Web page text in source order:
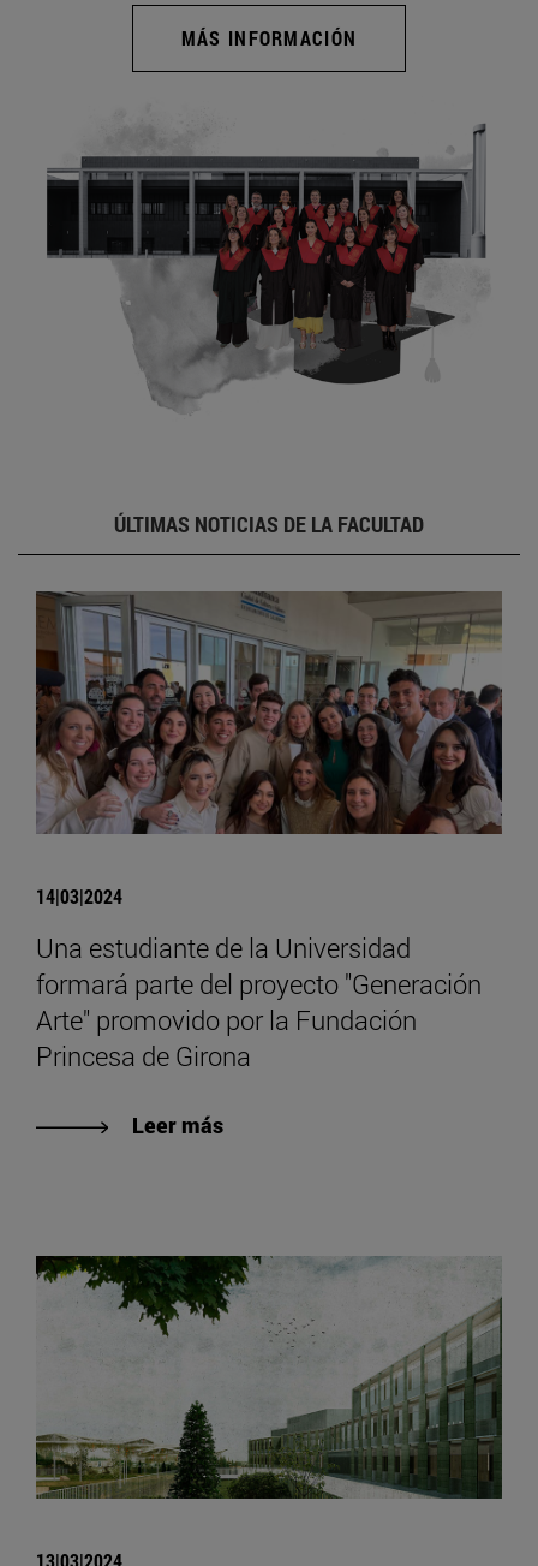
MÁS INFORMACIÓN
ÚLTIMAS NOTICIAS DE LA FACULTAD
14|03|2024
Una estudiante de la Universidad
formará parte del proyecto "Generación
Arte" promovido por la Fundación
Princesa de Girona
Leer más
13|03|2024